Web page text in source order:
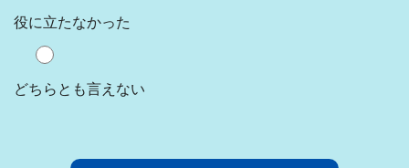
役に立たなかった
どちらとも言えない